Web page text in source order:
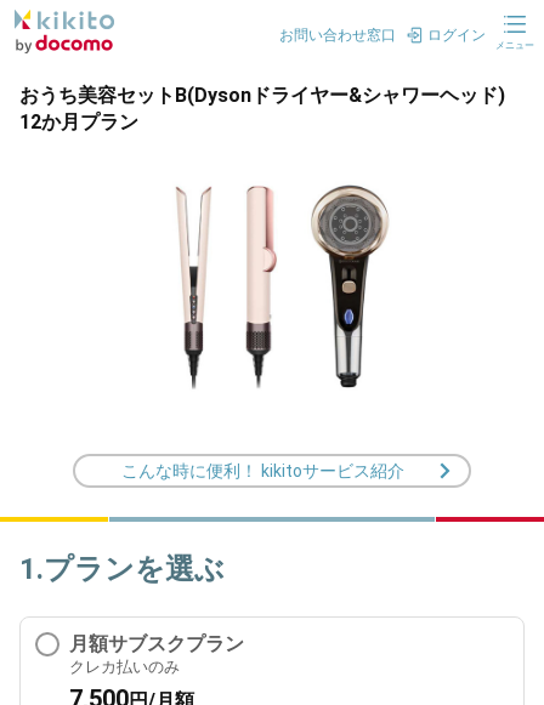
お問い合わせ窓口 ログイン
メニュー
おうち美容セットB(Dysonドライヤー&シャワーヘッド)
12か月プラン
こんな時に便利！ kikitoサービス紹介
1.プランを選ぶ
月額サブスクプラン
クレカ払いのみ
7,500